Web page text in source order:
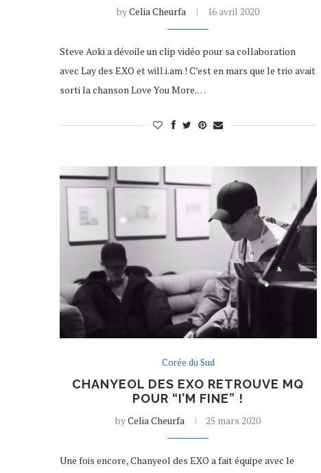
byCelia Cheurfa 16 avril 2020
Steve Aoki a dévoile un clip vidéo pour sa collaboration
avec Lay des EXO et will.i.am ! C’est en mars que le trio avait
sorti la chanson Love You More.…
Corée du Sud
CHANYEOL DES EXO RETROUVE MQ
POUR “I’M FINE” !
byCelia Cheurfa 25 mars 2020
Une fois encore, Chanyeol des EXO a fait équipe avec le